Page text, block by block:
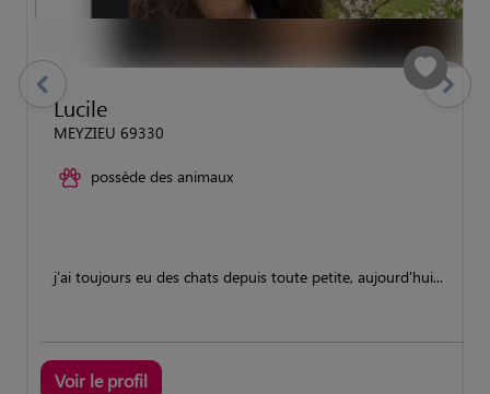
Lucile
MEYZIEU 69330
possède des animaux
j'ai toujours eu des chats depuis toute petite, aujourd'hui...
Voir le profil
previous Suivant